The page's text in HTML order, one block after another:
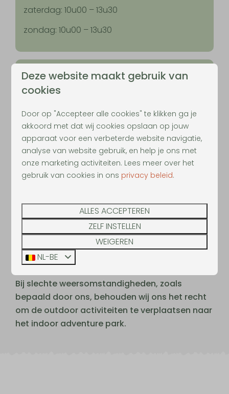
zaterdag: 10u00 – 13u30
zondag: 10u00 – 13u30
Outdoor Adventure Park
maandag: gesloten
dinsdag: gesloten
woensdag: gesloten
donderdag: gesloten
vrijdag: gesloten
zondag: 14u00 – 17u30
*Enkel in de Belgische schoolvakanties &
meivakantie NL
Bij slechte weersomstandigheden, zoals
bepaald door ons, behouden wij ons het recht
om de outdoor activiteiten te verplaatsen naar
het indoor adventure park.
Deze website maakt gebruik van
cookies
Door op "Accepteer alle cookies" te klikken ga je
akkoord met dat wij cookies opslaan op jouw
apparaat voor een verbeterde website navigatie,
analyse van website gebruik, en help je ons met
onze marketing activiteiten. Lees meer over het
gebruik van cookies in ons privacy beleid.
ALLES ACCEPTEREN
ZELF INSTELLEN
WEIGEREN
NL-BE